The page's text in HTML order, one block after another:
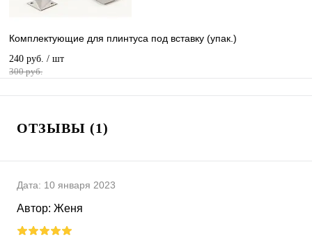
Комплектующие для плинтуса под вставку (упак.)
240 руб. / шт
300 руб.
ОТЗЫВЫ (1)
Дата: 10 января 2023
Автор: Женя